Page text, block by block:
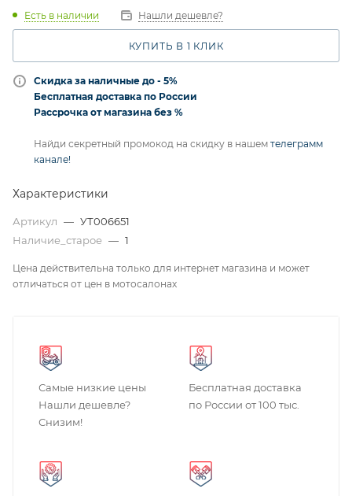
Есть в наличии Нашли дешевле?
КУПИТЬ В 1 КЛИК
Скидка за наличные до - 5%
Бесплатная доставка по России
Рассрочка от магазина без %
Найди секретный промокод на скидку в нашем телеграмм
канале!
Характеристики
Артикул — УТ006651
Наличие_старое — 1
Цена действительна только для интернет магазина и может
отличаться от цен в мотосалонах
Самые низкие цены
Нашли дешевле?
Снизим!
Бесплатная доставка
по России от 100 тыс.